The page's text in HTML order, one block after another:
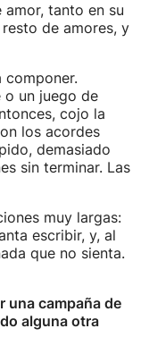
tanto en su
de amores, y
o un juego de
cojo la
los acordes
demasiado
sin terminar. Las
muy largas:
escribir, y, al
que no sienta.
una campaña de
alguna otra